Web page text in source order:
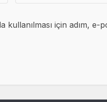
kullanılması için adım, e-